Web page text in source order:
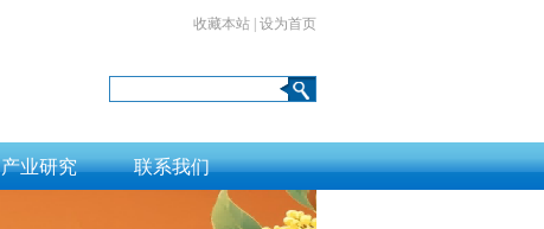
收藏本站 设为首页
产业研究 联系我们